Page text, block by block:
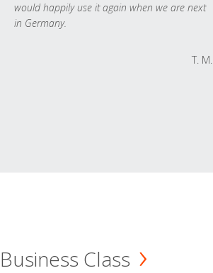
would happily use it again when we are next
in Germany.
T. M.
Business Class